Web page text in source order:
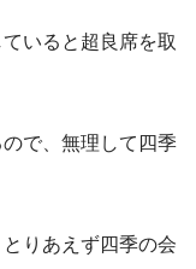
いると超良席を取
で、無理して四季
りあえず四季の会